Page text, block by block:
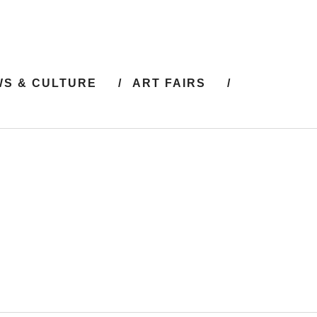
& CULTURE ART FAIRS